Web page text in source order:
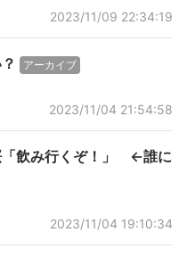
2023/11/09 22:34:19
アーカイブ
2023/11/04 21:54:58
「飲み行くぞ！」 ←誰に
2023/11/04 19:10:34